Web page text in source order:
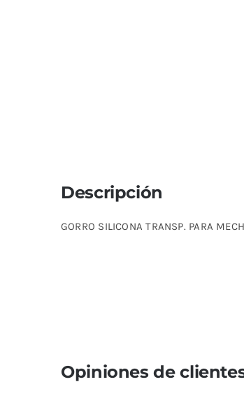
Descripción
GORRO SILICONA TRANSP. PARA
Opiniones de